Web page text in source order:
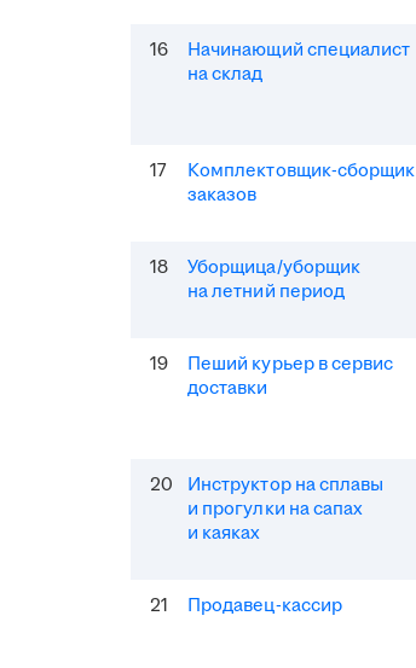
16
Начинающий специалист
на склад
17
Комплектовщик-сборщик
заказов
18
Уборщица/уборщик
на летний период
19
Пеший курьер в сервис
доставки
20
Инструктор на сплавы
и прогулки на сапах
и каяках
21 Продавец-кассир